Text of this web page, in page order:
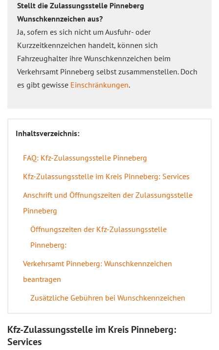
Stellt die Zulassungsstelle Pinneberg
Wunschkennzeichen aus?
Ja, sofern es sich nicht um Ausfuhr- oder
Kurzzeitkennzeichen handelt, können sich
Fahrzeughalter ihre Wunschkennzeichen beim
Verkehrsamt Pinneberg selbst zusammenstellen. Doch
es gibt gewisse Einschränkungen.
Inhaltsverzeichnis:
FAQ: Kfz-Zulassungsstelle Pinneberg
Kfz-Zulassungsstelle im Kreis Pinneberg: Services
Anschrift und Öffnungszeiten der Zulassungsstelle
Pinneberg
Öffnungszeiten der Kfz-Zulassungsstelle
Pinneberg:
Verkehrsamt Pinneberg: Wunschkennzeichen
beantragen
Zusätzliche Gebühren bei Wunschkennzeichen
Kfz-Zulassungsstelle im Kreis Pinneberg:
Services